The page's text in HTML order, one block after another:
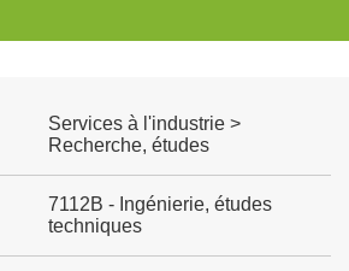
Services à l'industrie >
Recherche, études
7112B - Ingénierie, études
techniques